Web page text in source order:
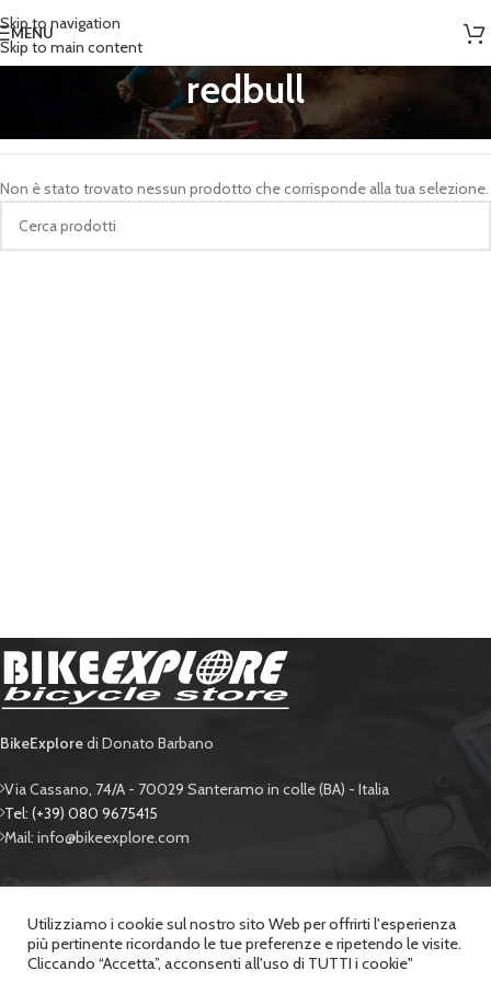
Skip to navigation
Skip to main content
MENU
redbull
Prodotti taggati “redbull”
Non è stato trovato nessun prodotto che corrisponde alla tua selezione.
BikeExploredi Donato Barbano
Via Cassano, 74/A - 70029 Santeramo in colle (BA) - Italia
Tel: (+39) 080 9675415
Mail: info@bikeexplore.com
BIKE EXPLORE
SUPPORTO
Utilizziamo i cookie sul nostro sito Web per offrirti l'esperienza
più pertinente ricordando le tue preferenze e ripetendo le visite.
Cliccando “Accetta”, acconsenti all'uso di TUTTI i cookie"